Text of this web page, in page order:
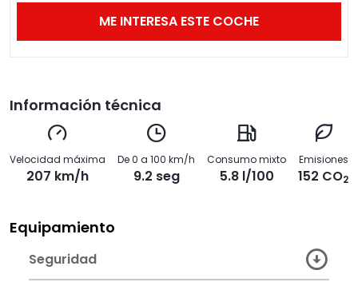
ME INTERESA ESTE COCHE
Información técnica
Velocidad máxima
207 km/h
De 0 a 100 km/h
9.2 seg
Consumo mixto
5.8 l/100
Emisiones
152 CO2
Equipamiento
Seguridad